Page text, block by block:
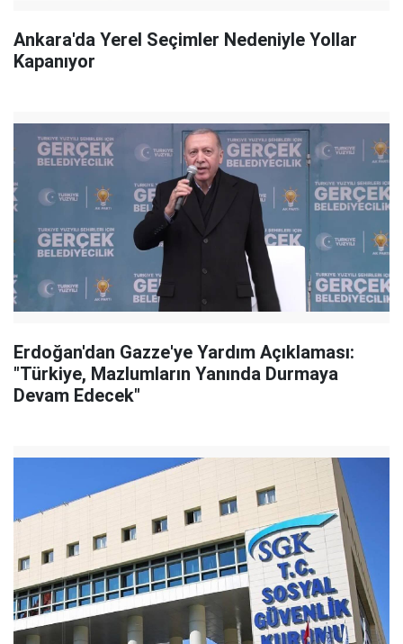
Ankara'da Yerel Seçimler Nedeniyle Yollar
Kapanıyor
Erdoğan'dan Gazze'ye Yardım Açıklaması:
"Türkiye, Mazlumların Yanında Durmaya
Devam Edecek"